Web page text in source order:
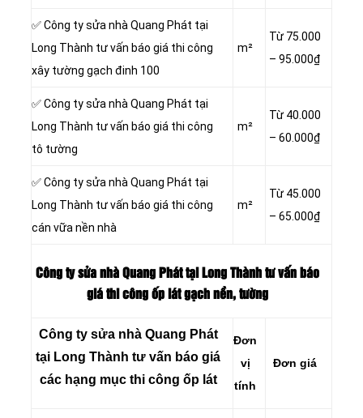
✅ Công ty sửa nhà Quang Phát tại
Long Thành tư vấn báo giá thi công
xây tường gạch đinh 100
m²
Từ 75.000
– 95.000₫
✅ Công ty sửa nhà Quang Phát tại
Long Thành tư vấn báo giá thi công
tô tường
m²
Từ 40.000
– 60.000₫
✅ Công ty sửa nhà Quang Phát tại
Long Thành tư vấn báo giá thi công
cán vữa nền nhà
m²
Từ 45.000
– 65.000₫
Công ty sửa nhà Quang Phát tại Long Thành tư vấn báo
giá thi công ốp lát gạch nền, tường
Công ty sửa nhà Quang Phát
tại Long Thành tư vấn báo giá
các hạng mục thi công ốp lát
Đơn
vị
tính
Đơn giá